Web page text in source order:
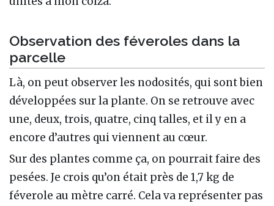
Observation des féveroles dans la
parcelle
Là, on peut observer les nodosités, qui sont bien
développées sur la plante. On se retrouve avec
une, deux, trois, quatre, cinq talles, et il y en a
encore d’autres qui viennent au cœur.
Sur des plantes comme ça, on pourrait faire des
pesées. Je crois qu’on était près de 1,7 kg de
féverole au mètre carré. Cela va représenter pas